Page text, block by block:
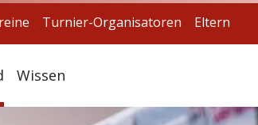
Turnier-Organisatoren Eltern
Wissen